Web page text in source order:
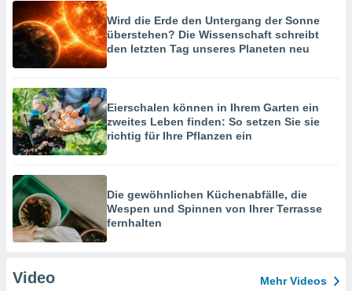
Wird die Erde den Untergang der Sonne
überstehen? Die Wissenschaft schreibt
den letzten Tag unseres Planeten neu
Eierschalen können in Ihrem Garten ein
zweites Leben finden: So setzen Sie sie
richtig für Ihre Pflanzen ein
Die gewöhnlichen Küchenabfälle, die
Wespen und Spinnen von Ihrer Terrasse
fernhalten
Video Mehr Videos